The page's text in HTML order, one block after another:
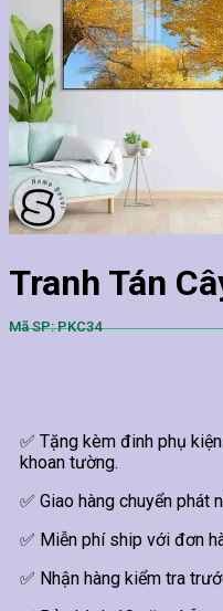
Tranh Tán
Mã SP: PKC34
✅ Tặng kèm đinh phụ
khoan tường.
✅ Giao hàng chuyển phát
✅ Miễn phí ship với đơn
✅ Nhận hàng kiểm tra